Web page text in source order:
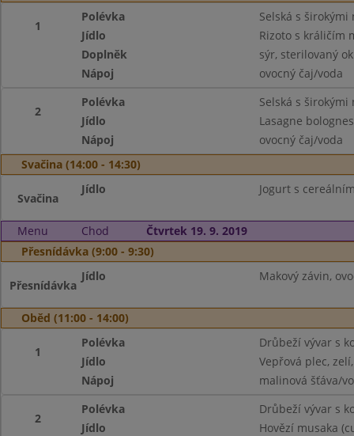
1
Polévka
Selská s
Jídlo
Rizoto s králičím
Doplněk
sýr, sterilovaný
Nápoj
ovocný čaj/voda
2
Polévka
Selská s
Jídlo
Lasagne
Nápoj
ovocný čaj/voda
Svačina (14:00 - 14:30)
Svačina
Jídlo Jogurt s
Menu Chod
Čtvrtek 19. 9. 2019
Přesnídávka (9:00 - 9:30)
Přesnídávka
Jídlo Makový závin,
Oběd (11:00 - 14:00)
1
Polévka
Drůbeží vývar s
Jídlo
Vepřová plec,
Nápoj
malinová šťáva/
2
Polévka
Drůbeží vývar s
Jídlo
Hovězí musaka